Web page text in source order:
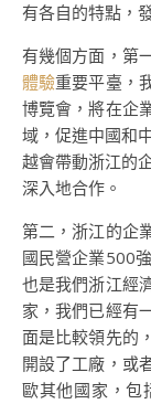
有各自的特點，
有幾個方面，第
體驗重要平臺，
博覽會，將在企
域，促進中國和
越會帶動浙江的
深入地合作。
第二，浙江的企
國民營企業500
也是我們浙江經
家，我們已經有
面是比較領先的
開設了工廠，或
歐其他國家，包